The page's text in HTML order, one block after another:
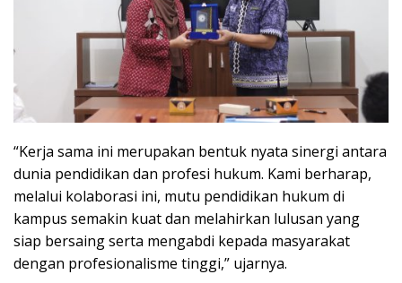
“Kerja sama ini merupakan bentuk nyata sinergi antara
dunia pendidikan dan profesi hukum. Kami berharap,
melalui kolaborasi ini, mutu pendidikan hukum di
kampus semakin kuat dan melahirkan lulusan yang
siap bersaing serta mengabdi kepada masyarakat
dengan profesionalisme tinggi,” ujarnya.